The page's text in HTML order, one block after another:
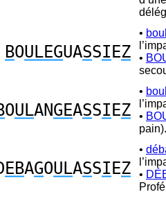
BOULEGUASSI EZ
•
•
OULANGEASSI EZ
•
•
pain).
EBAGOULASSI EZ
•
•